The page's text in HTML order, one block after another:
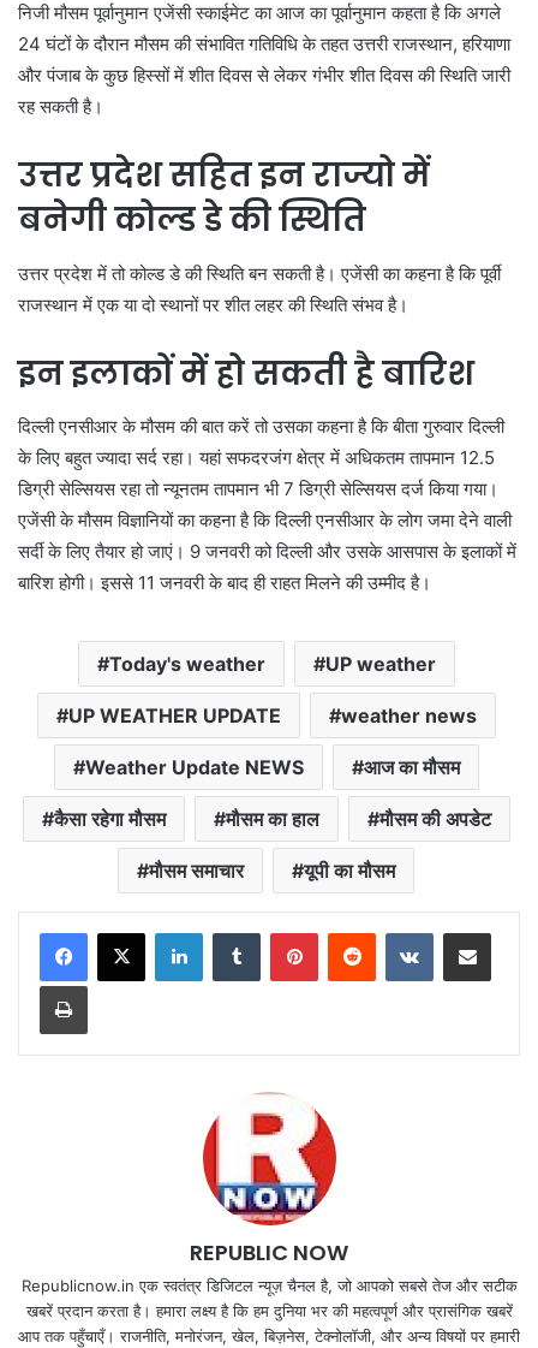
निजी मौसम पूर्वानुमान एजेंसी स्‍काईमेट का आज का पूर्वानुमान कहता है कि अगले
24 घंटों के दौरान मौसम की संभावित गतिविधि के तहत उत्तरी राजस्थान, हरियाणा
और पंजाब के कुछ हिस्सों में शीत दिवस से लेकर गंभीर शीत दिवस की स्थिति जारी
रह सकती है।
उत्तर प्रदेश सहित इन राज्यो में
बनेगी कोल्ड डे की स्थिति
उत्तर प्रदेश में तो कोल्ड डे की स्थिति बन सकती है। एजेंसी का कहना है कि पूर्वी
राजस्थान में एक या दो स्थानों पर शीत लहर की स्थिति संभव है।
इन इलाकों में हो सकती है बारिश
दिल्‍ली एनसीआर के मौसम की बात करें तो उसका कहना है कि बीता गुरुवार दिल्‍ली
के लिए बहुत ज्‍यादा सर्द रहा। यहां सफदरजंग क्षेत्र में अधिकतम तापमान 12.5
डिग्री सेल्सियस रहा तो न्‍यूनतम तापमान भी 7 डिग्री सेल्सियस दर्ज किया गया।
एजेंसी के मौसम विज्ञानियों का कहना है कि दिल्‍ली एनसीआर के लोग जमा देने वाली
सर्दी के लिए तैयार हो जाएं। 9 जनवरी को दिल्‍ली और उसके आसपास के इलाकों में
बारिश होगी। इससे 11 जनवरी के बाद ही राहत मिलने की उम्‍मीद है।
Today's weather UP weather
UP WEATHER UPDATE weather news
Weather Update NEWS आज का मौसम
कैसा रहेगा मौसम मौसम का हाल मौसम की अपडेट
मौसम समाचार यूपी का मौसम
LinkedInTumblr PinterestReddit VKontakteShare via Email
Print
REPUBLIC NOW
Republicnow.in एक स्वतंत्र डिजिटल न्यूज़ चैनल है, जो आपको सबसे तेज और सटीक
खबरें प्रदान करता है। हमारा लक्ष्य है कि हम दुनिया भर की महत्वपूर्ण और प्रासंगिक खबरें
आप तक पहुँचाएँ। राजनीति, मनोरंजन, खेल, बिज़नेस, टेक्नोलॉजी, और अन्य विषयों पर हमारी